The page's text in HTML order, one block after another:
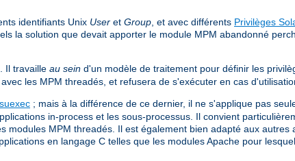
identifiants Unix User et Group, et avec différents Privilèges
la solution que devait apporter le module MPM abandonné
Il travaille au sein d'un modèle de traitement pour définir les
les MPM threadés, et refusera de s'exécuter en cas
suexec ; mais à la différence de ce dernier, il ne s'applique pas
in-process et les sous-processus. Il convient
modules MPM threadés. Il est également bien adapté aux autres
en langage C telles que les modules Apache pour